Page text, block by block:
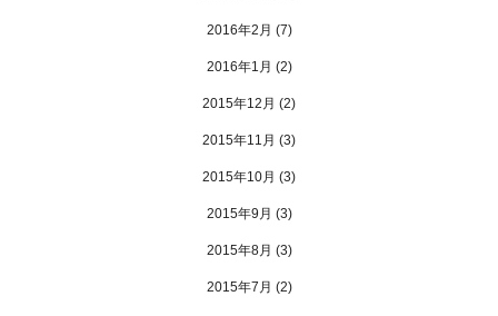
2016年2月 (7)
2016年1月 (2)
2015年12月 (2)
2015年11月 (3)
2015年10月 (3)
2015年9月 (3)
2015年8月 (3)
2015年7月 (2)